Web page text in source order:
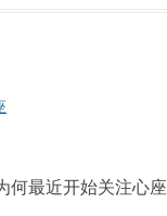
何最近开始关注心座